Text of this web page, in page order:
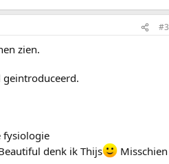
#3
zien.
fysiologie
denk ik Thijs
Misschien